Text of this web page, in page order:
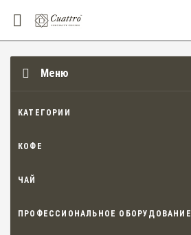
Меню
КАТЕГОРИИ
КОФЕ
ЧАЙ
ПРОФЕССИОНАЛЬНОЕ ОБОРУДОВАНИЕ